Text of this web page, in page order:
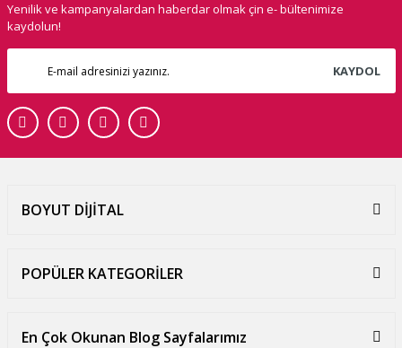
Yenilik ve kampanyalardan haberdar olmak çin e- bültenimize
kaydolun!
KAYDOL
BOYUT DİJİTAL
POPÜLER KATEGORİLER
En Çok Okunan Blog Sayfalarımız